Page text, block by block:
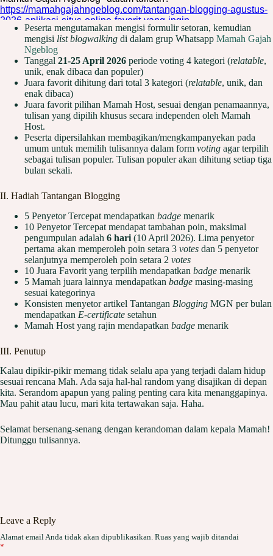
Peserta mengutamakan mengisi formulir setoran, kemudian
mengisi list blogwalking di dalam grup Whatsapp Mamah Gajah
Ngeblog
Tanggal 21-25 April 2026 periode voting 4 kategori (relatable,
unik, enak dibaca dan populer)
Juara favorit dihitung dari total 3 kategori (relatable, unik, dan
enak dibaca)
Juara favorit pilihan Mamah Host, sesuai dengan penamaannya,
tulisan yang dipilih khusus secara independen oleh Mamah
Host.
Peserta dipersilahkan membagikan/mengkampanyekan pada
umum untuk memilih tulisannya dalam form voting agar terpilih
sebagai tulisan populer. Tulisan populer akan dihitung setiap tiga
bulan sekali.
II. Hadiah Tantangan Blogging
5 Penyetor Tercepat mendapatkan badge menarik
10 Penyetor Tercepat mendapat tambahan poin, maksimal
pengumpulan adalah 6 hari (10 April 2026). Lima penyetor
pertama akan memperoleh poin setara 3 votes dan 5 penyetor
selanjutnya memperoleh poin setara 2 votes
10 Juara Favorit yang terpilih mendapatkan badge menarik
5 Mamah juara lainnya mendapatkan badge masing-masing
sesuai kategorinya
Konsisten menyetor artikel Tantangan Blogging MGN per bulan
mendapatkan E-certificate setahun
Mamah Host yang rajin mendapatkan badge menarik
III. Penutup
Kalau dipikir-pikir memang tidak selalu apa yang terjadi dalam hidup
sesuai rencana Mah. Ada saja hal-hal random yang disajikan di depan
kita. Serandom apapun yang paling penting cara kita menanggapinya.
Mau pahit atau lucu, mari kita tertawakan saja. Haha.
Selamat bersenang-senang dengan kerandoman dalam kepala Mamah!
Ditunggu tulisannya.
Leave a Reply
Alamat email Anda tidak akan dipublikasikan. Ruas yang wajib ditandai
*